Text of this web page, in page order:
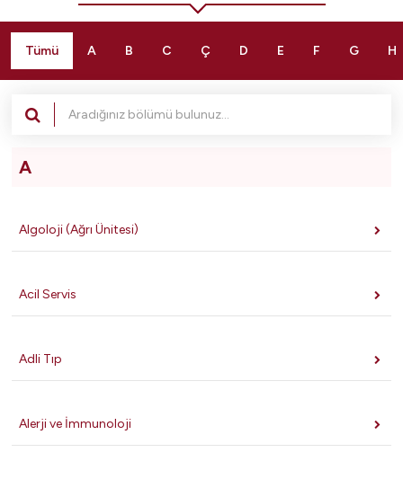
Tümü A B C Ç D E F G H
A
Algoloji (Ağrı Ünitesi)
Acil Servis
Adli Tıp
Alerji ve İmmunoloji